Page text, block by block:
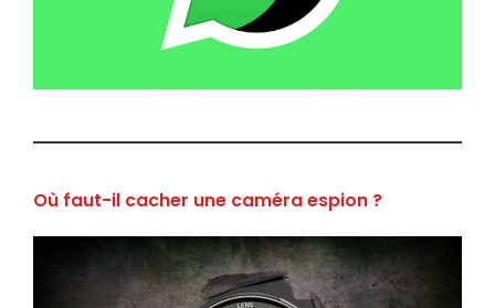
Où faut-il cacher une caméra espion ?